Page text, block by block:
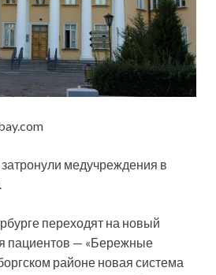
медучреждения в
переходят на новый
пациентов — «Бережные
районе новая система